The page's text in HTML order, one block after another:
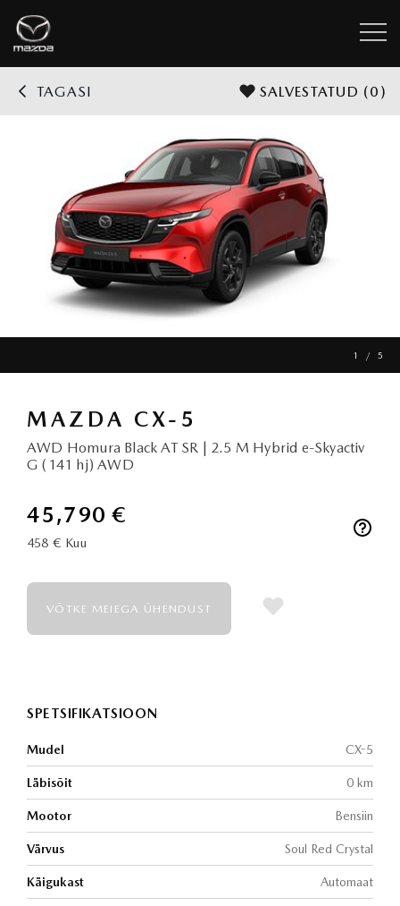
TAGASI SALVESTATUD (0)
MAZDA CX-5
AWD Homura Black AT SR | 2.5 M Hybrid e-Skyactiv
G (141 hj) AWD
45,790 €
458 € Kuu
VÕTKE MEIEGA ÜHENDUST
1 / 5
SPETSIFIKATSIOON
Mudel CX-5
Läbisõit 0 km
Mootor Bensiin
Värvus Soul Red Crystal
Käigukast Automaat